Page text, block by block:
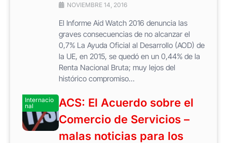
NOVIEMBRE 14, 2016
El Informe Aid Watch 2016 denuncia las
graves consecuencias de no alcanzar el
0,7% La Ayuda Oficial al Desarrollo (AOD) de
la UE, en 2015, se quedó en un 0,44% de la
Renta Nacional Bruta; muy lejos del
histórico compromiso...
Internacio
nal
ACS: El Acuerdo sobre el
Comercio de Servicios –
malas noticias para los